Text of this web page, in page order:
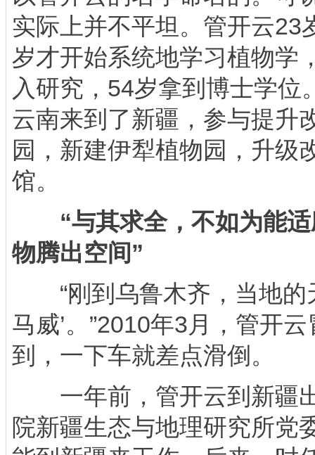
实际上并不平坦。管开云23
岁才开始系统地学习植物学
入研究，54岁拿到博士学位
云南来到了新疆，参与提升
园，新建伊犁植物园，升级
馆。
“与其求全，不如为能
物腾出空间”
“刚到乌鲁木齐，当地的
马威’。”2010年3月，管开
到，一下车就差点滑倒。
一年前，管开云到新疆
院新疆生态与地理研究所党